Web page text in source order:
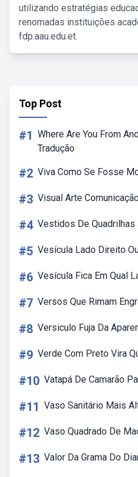
utilizando estratégias
renomadas instituições
fdp.aau.edu.et.
Top Post
#1 Where Are You From
Tradução
#2 Viva Como Se Fosse
#3 Visual Arte
#4 Vestidos De
#5 Vesícula Lado Direito
#6 Vesícula Fica Em Qual
#7 Versos Que Rimam
#8 Versiculo Fuja Da
#9 Verde Com Preto Vira
#10 Vatapá De Camarão
#11 Vaso Sanitário Mais
#12 Vaso Quadrado De
#13 Valor Da Grama Do